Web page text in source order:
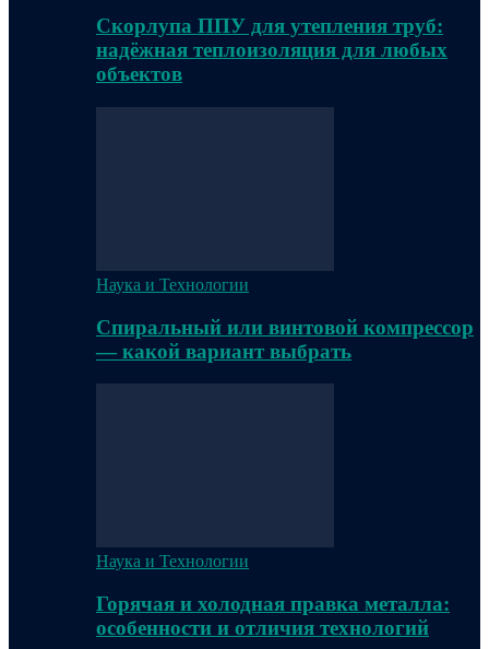
Скорлупа ППУ для утепления труб:
надёжная теплоизоляция для любых
объектов
Наука и Технологии
Спиральный или винтовой компрессор
— какой вариант выбрать
Наука и Технологии
Горячая и холодная правка металла:
особенности и отличия технологий